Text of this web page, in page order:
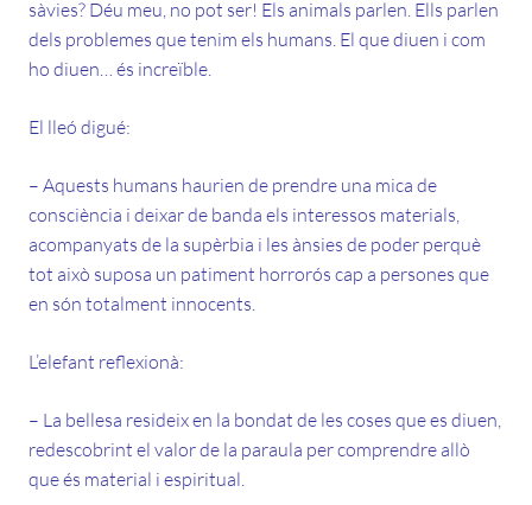
sàvies? Déu meu, no pot ser! Els animals parlen. Ells parlen
dels problemes que tenim els humans. El que diuen i com
ho diuen… és increïble.
El lleó digué:
– Aquests humans haurien de prendre una mica de
consciència i deixar de banda els interessos materials,
acompanyats de la supèrbia i les ànsies de poder perquè
tot això suposa un patiment horrorós cap a persones que
en són totalment innocents.
L’elefant reflexionà:
– La bellesa resideix en la bondat de les coses que es diuen,
redescobrint el valor de la paraula per comprendre allò
que és material i espiritual.